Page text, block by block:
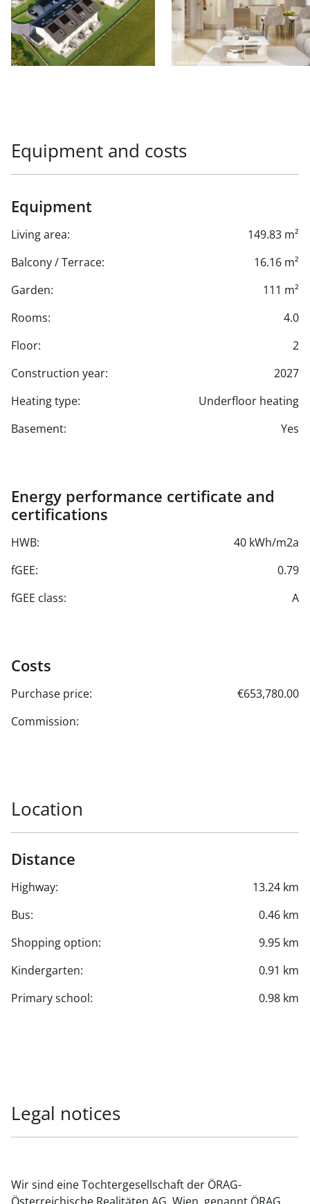
Equipment and costs
Equipment
Living area:
149.83 m²
Balcony / Terrace:
16.16 m²
Garden:
111 m²
Rooms:
4.0
Floor:
2
Construction year:
2027
Heating type:
Underfloor heating
Basement:
Yes
Energy performance certificate and
certifications
HWB:
40 kWh/m2a
fGEE:
0.79
fGEE class:
A
Costs
Purchase price:
€653,780.00
Commission:
Location
Distance
Highway:
13.24 km
Bus:
0.46 km
Shopping option:
9.95 km
Kindergarten:
0.91 km
Primary school:
0.98 km
Legal notices
Wir sind eine Tochtergesellschaft der ÖRAG-